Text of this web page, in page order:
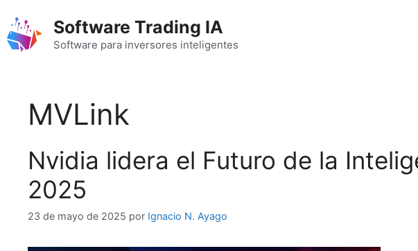
contenido
Software Trading IA
Software para inversores inteligentes
MVLink
Nvidia lidera el Futuro de la
2025
23 de mayo de 2025 por Ignacio N. Ayago